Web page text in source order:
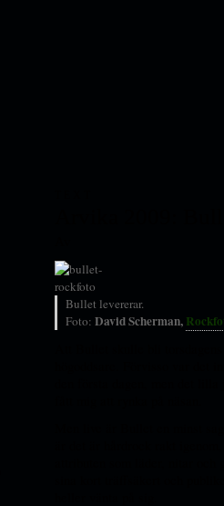
Bullet levererar.
Foto:David Scherman,